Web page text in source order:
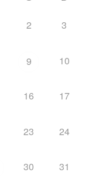
2 3
9 10
16 17
23 24
30 31